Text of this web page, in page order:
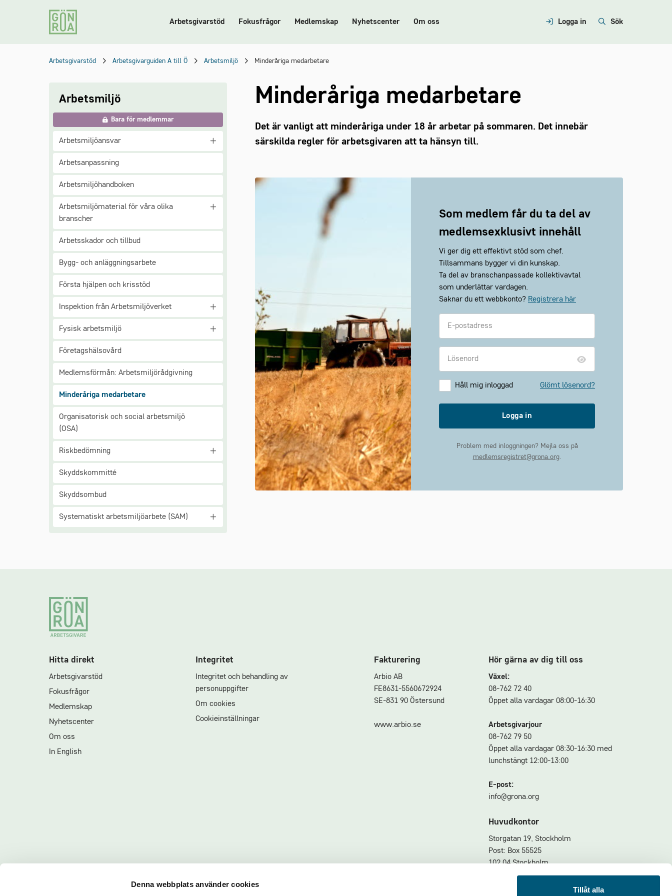
Denna webbplats använder cookies
Tillåt alla
Arbetsgivarstöd Fokusfrågor Medlemskap Nyhetscenter Om oss Logga in Sök
Arbetsgivarstöd Arbetsgivarguiden A till Ö Arbetsmiljö Minderåriga medarbetare
Arbetsmiljö
Bara för medlemmar
Arbetsmiljöansvar
Arbetsanpassning
Arbetsmiljöhandboken
Arbetsmiljömaterial för våra olika
branscher
Arbetsskador och tillbud
Bygg- och anläggningsarbete
Första hjälpen och krisstöd
Inspektion från Arbetsmiljöverket
Fysisk arbetsmiljö
Företagshälsovård
Medlemsförmån: Arbetsmiljörådgivning
Minderåriga medarbetare
Organisatorisk och social arbetsmiljö
(OSA)
Riskbedömning
Skyddskommitté
Skyddsombud
Systematiskt arbetsmiljöarbete (SAM)
Minderåriga medarbetare
Det är vanligt att minderåriga under 18 år arbetar på sommaren. Det innebär
särskilda regler för arbetsgivaren att ta hänsyn till.
Som medlem får du ta del av
medlemsexklusivt innehåll
Vi ger dig ett effektivt stöd som chef.
Tillsammans bygger vi din kunskap.
Ta del av branschanpassade kollektivavtal
som underlättar vardagen.
Saknar du ett webbkonto? Registrera här
Håll mig inloggad Glömt lösenord?
Logga in
Problem med inloggningen? Mejla oss på
medlemsregistret@grona.org.
Hitta direkt
Arbetsgivarstöd
Fokusfrågor
Medlemskap
Nyhetscenter
Om oss
In English
Integritet
Integritet och behandling av
personuppgifter
Om cookies
Cookieinställningar
Fakturering
Arbio AB
FE8631-5560672924
SE-831 90 Östersund
www.arbio.se
Hör gärna av dig till oss
Växel:
08-762 72 40
Öppet alla vardagar 08:00-16:30
Arbetsgivarjour
08-762 79 50
Öppet alla vardagar 08:30-16:30 med
lunchstängt 12:00-13:00
E-post:
info@grona.org
Huvudkontor
Storgatan 19, Stockholm
Post: Box 55525
102 04 Stockholm